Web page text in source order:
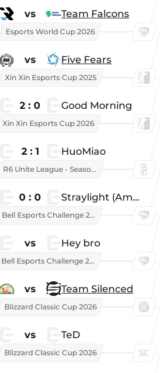
vs Team Falcons
Esports World Cup 2026
vs Five Fears
Xin Xin Esports Cup 2025
2 : 0 Good Morning
Xin Xin Esports Cup 2026
2 : 1 HuoMiao
R6 Unite League - Season 1
0 : 0 Straylight (American team)
Bell Esports Challenge 2026
vs Hey bro
Bell Esports Challenge 2026
vs Team Silenced
Blizzard Classic Cup 2026
vs TeD
Blizzard Classic Cup 2026